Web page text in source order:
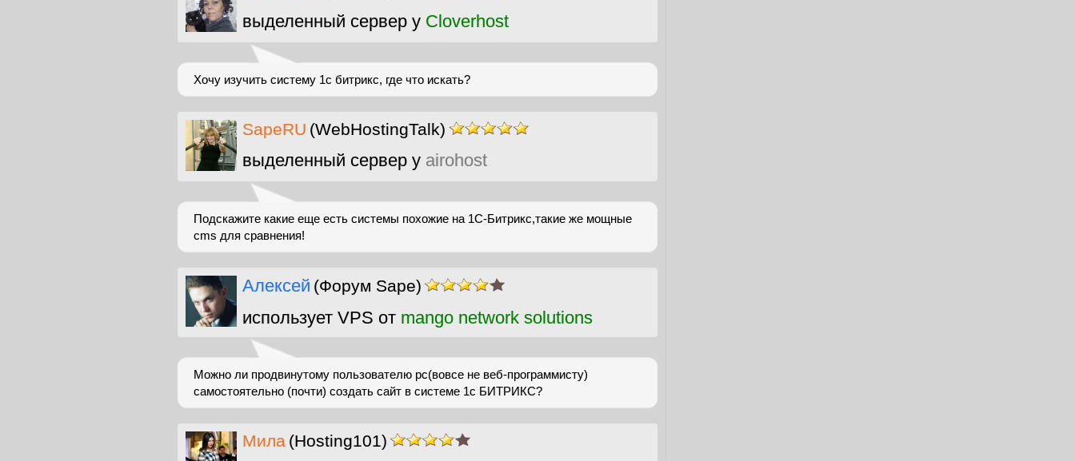
выделенный сервер у Cloverhost
Хочу изучить систему 1с битрикс, где что искать?
SapeRU (WebHostingTalk)
выделенный сервер у airohost
Подскажите какие еще есть системы похожие на 1С-Битрикс,такие же мощные
cms для сравнения!
Алексей (Форум Sape)
использует VPS от mango network solutions
Можно ли продвинутому пользователю pc(вовсе не веб-программисту)
самостоятельно (почти) создать сайт в системе 1с БИТРИКС?
Мила (Hosting101)